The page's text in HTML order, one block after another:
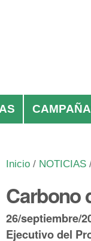
Inicio / NOTICIAS
Carbono
26/septiembre/
Ejecutivo del